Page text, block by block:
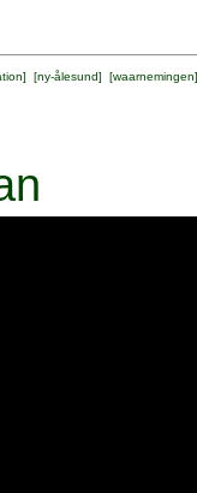
] [ny-ålesund] [waarnemingen